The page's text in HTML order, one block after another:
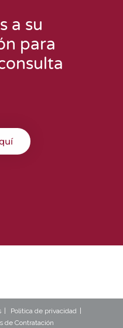
a su
para
Politica de privacidad
de Contratación